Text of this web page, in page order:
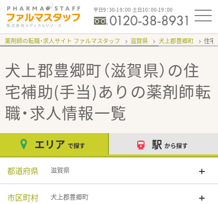
平日9：30-19：00 土日10：00-19：00
薬剤師の転職・求人サイト ファルマスタッフ 滋賀県 犬上郡豊郷町 住宅
犬上郡豊郷町（滋賀県）の住
宅補助(手当)あり の薬剤師転
職・求人情報一覧
エリア で探す 駅 から探す
都道府県 滋賀県
市区町村 犬上郡豊郷町